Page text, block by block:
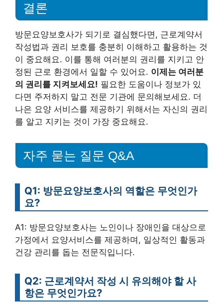
결론
방문요양보호사가 되기로 결심했다면, 근로계약서
작성법과 권리 보호를 충분히 이해하고 활용하는 것
이 중요해요. 이를 통해 여러분의 권리를 지키고 안
정된 근로 환경에서 일할 수 있어요. 이제는 여러분
의 권리를 지켜보세요! 필요한 도움이나 정보가 있
다면 주저하지 말고 전문 기관에 문의해보세요. 더
나은 요양 서비스를 제공하기 위해서는 자신의 권리
를 알고 지키는 것이 가장 중요해요.
자주 묻는 질문 Q&A
Q1: 방문요양보호사의 역할은 무엇인가
요?
A1: 방문요양보호사는 노인이나 장애인을 대상으로
가정에서 요양서비스를 제공하며, 일상적인 활동과
건강 관리를 돕는 전문직입니다.
Q2: 근로계약서 작성 시 유의해야 할 사
항은 무엇인가요?